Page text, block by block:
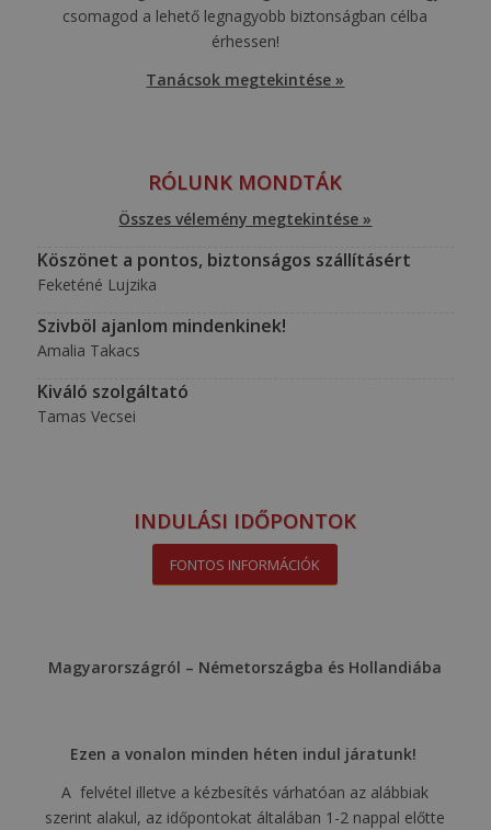
csomagod a lehető legnagyobb biztonságban célba
érhessen!
Tanácsok megtekintése »
RÓLUNK MONDTÁK
Összes vélemény megtekintése »
Köszönet a pontos, biztonságos szállításért
Feketéné Lujzika
Szivböl ajanlom mindenkinek!
Amalia Takacs
Kiváló szolgáltató
Tamas Vecsei
INDULÁSI IDŐPONTOK
FONTOS INFORMÁCIÓK
Magyarországról – Németországba és Hollandiába
Ezen a vonalon minden héten indul járatunk!
A felvétel illetve a kézbesítés várhatóan az alábbiak
szerint alakul, az időpontokat általában 1-2 nappal előtte